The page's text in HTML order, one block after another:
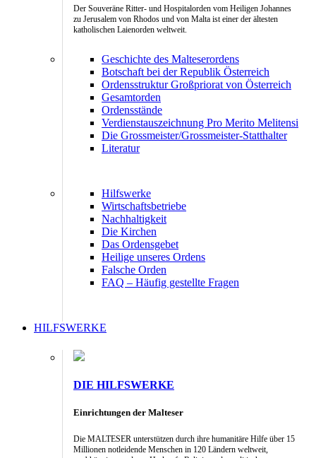
Der Souveräne Ritter- und Hospitalorden vom Heiligen Johannes
zu Jerusalem von Rhodos und von Malta ist einer der ältesten
katholischen Laienorden weltweit.
Geschichte des Malteserordens
Botschaft bei der Republik Österreich
Ordensstruktur Großpriorat von Österreich
Gesamtorden
Ordensstände
Verdienstauszeichnung Pro Merito Melitensi
Die Grossmeister/Grossmeister-Statthalter
Literatur
Hilfswerke
Wirtschaftsbetriebe
Nachhaltigkeit
Die Kirchen
Das Ordensgebet
Heilige unseres Ordens
Falsche Orden
FAQ – Häufig gestellte Fragen
HILFSWERKE
DIE HILFSWERKE
Einrichtungen der Malteser
Die MALTESER unterstützen durch ihre humanitäre Hilfe über 15
Millionen notleidende Menschen in 120 Ländern weltweit,